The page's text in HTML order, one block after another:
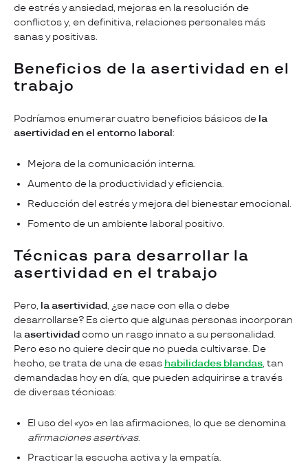
de estrés y ansiedad, mejoras en la resolución de
conflictos y, en definitiva, relaciones personales más
sanas y positivas.
Beneficios de la asertividad en el
trabajo
Podríamos enumerar cuatro beneficios básicos de la
asertividad en el entorno laboral:
Mejora de la comunicación interna.
Aumento de la productividad y eficiencia.
Reducción del estrés y mejora del bienestar emocional.
Fomento de un ambiente laboral positivo.
Técnicas para desarrollar la
asertividad en el trabajo
Pero, la asertividad, ¿se nace con ella o debe
desarrollarse? Es cierto que algunas personas incorporan
laasertividad como un rasgo innato a su personalidad.
Pero eso no quiere decir que no pueda cultivarse. De
hecho, se trata de una de esas habilidades blandas, tan
demandadas hoy en día, que pueden adquirirse a través
de diversas técnicas:
El uso del «yo» en las afirmaciones, lo que se denomina
afirmaciones asertivas.
Practicar la escucha activa y la empatía.